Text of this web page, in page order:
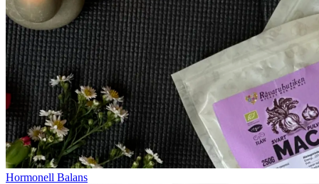
Hormonell Balans